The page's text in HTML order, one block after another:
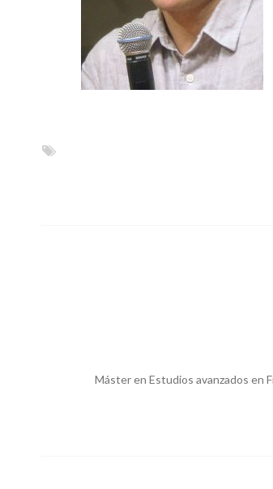
Máster en Estudios avanzados en